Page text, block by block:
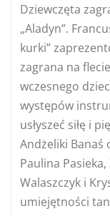
Dziewczęta
„Aladyn”.
kurki”
zagrana na
wczesnego
występów
usłyszeć siłę i
Andżeliki Banaś
Paulina
Walaszczyk i
umiejętności